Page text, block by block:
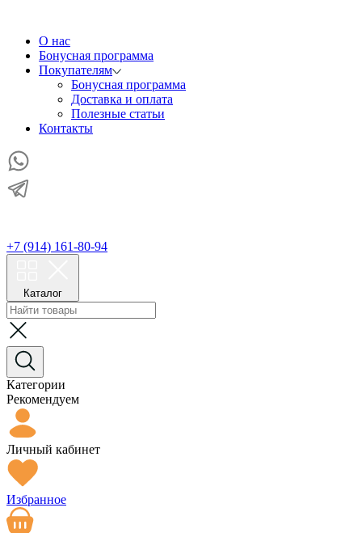
О нас
Бонусная программа
Покупателям
Бонусная программа
Доставка и оплата
Полезные статьи
Контакты
+7 (914) 161-80-94
Каталог
Категории
Рекомендуем
Личный кабинет
Избранное